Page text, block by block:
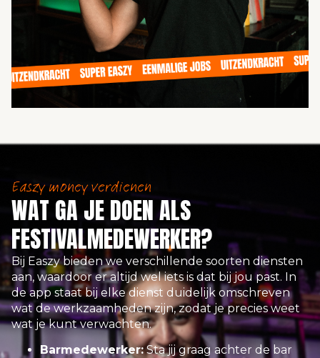
Easzy money verdienen
WAT GA JE DOEN ALS
FESTIVALMEDEWERKER?
Bij Easzy bieden we verschillende soorten diensten
aan, waardoor er altijd wel iets is dat bij jou past. In
de app staat bij elke dienst duidelijk omschreven
wat de werkzaamheden zijn, zodat je precies weet
wat je kunt verwachten.
Barmedewerker:Sta jij graag achter de bar